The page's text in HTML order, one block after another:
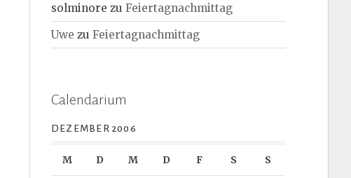
solminore zuFeiertagnachmittag
Uwe zuFeiertagnachmittag
Calendarium
DEZEMBER 2006
M D M D F S S